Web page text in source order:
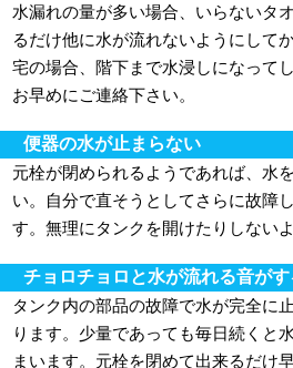
水漏れの量が多い場合、いらないタ
るだけ他に水が流れないようにして
宅の場合、階下まで水浸しになって
お早めにご連絡下さい。
便器の水が止まらない
元栓が閉められるようであれば、水
い。自分で直そうとしてさらに故障
す。無理にタンクを開けたりしない
チョロチョロと水が流れる音がす
タンク内の部品の故障で水が完全に
ります。少量であっても毎日続くと
まいます。元栓を閉めて出来るだけ